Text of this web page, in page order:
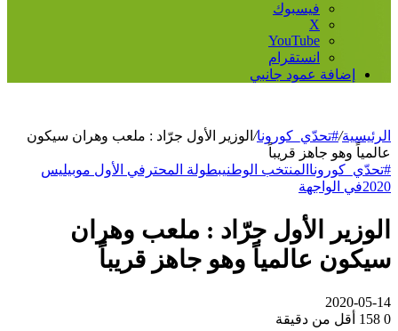
فيسبوك
‫X
‫YouTube
انستقرام
إضافة عمود جانبي
الرئيسية/#تحدّي_كورونا/ الوزير الأول جرّاد : ملعب وهران سيكون
عالمياً وهو جاهز قريباً
#تحدّي_كورونا المنتخب الوطنيبطولة المحترفي الأول موبيليس
2020في الواجهة
الوزير الأول جرّاد : ملعب وهران
سيكون عالمياً وهو جاهز قريباً
2020-05-14
0
أقل من دقيقة